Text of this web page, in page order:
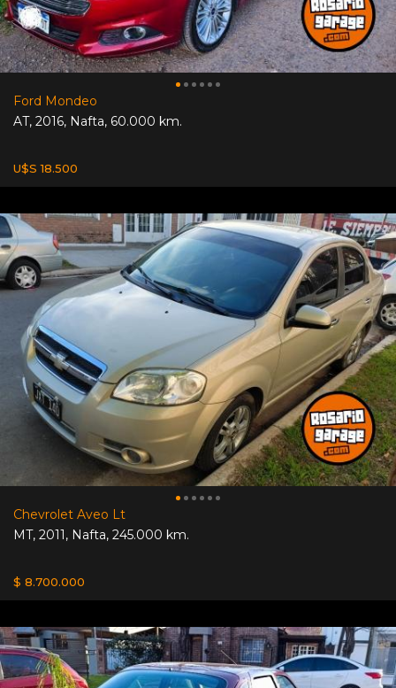
Ford Mondeo
AT, 2016, Nafta, 60.000 km.
U$S 18.500
Chevrolet Aveo Lt
MT, 2011, Nafta, 245.000 km.
$ 8.700.000